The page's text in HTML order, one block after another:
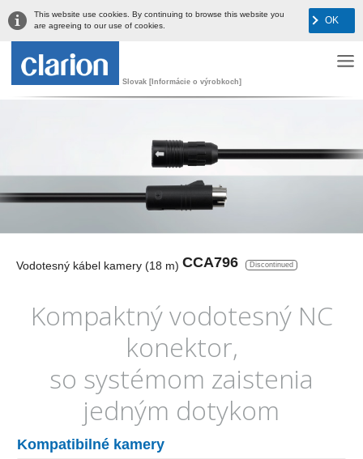
This website use cookies. By continuing to browse this website you
are agreeing to our use of cookies.
OK
Slovak [Informácie o výrobkoch]
Vodotesný kábel kamery (18 m) CCA796 Discontinued
Kompaktný vodotesný NC
konektor,
so systémom zaistenia
jedným dotykom
Kompatibilné kamery